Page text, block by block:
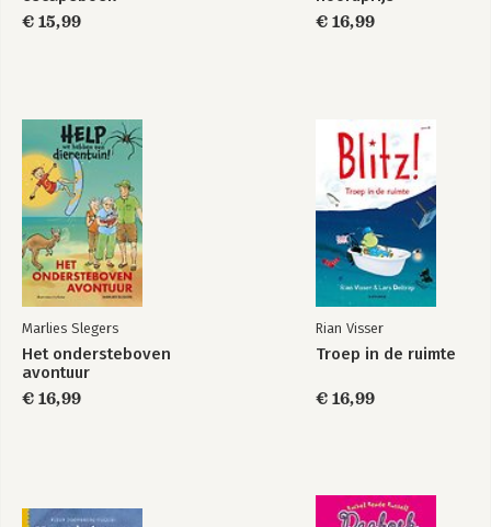
€ 15,99
€ 16,99
Marlies Slegers
Het ondersteboven
avontuur
€ 16,99
Rian Visser
Troep in de ruimte
€ 16,99